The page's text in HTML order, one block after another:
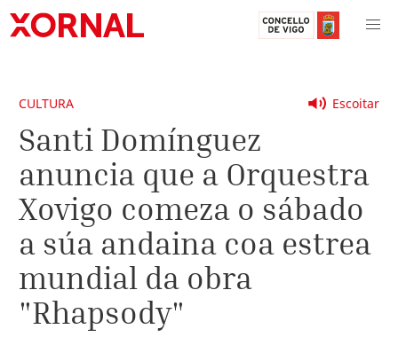
Escoitar
CULTURA
Santi Domínguez
anuncia que a Orquestra
Xovigo comeza o sábado
a súa andaina coa estrea
mundial da obra
"Rhapsody"